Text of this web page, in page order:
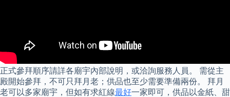
正式參拜順序請詳各廟宇內部說明，或洽詢服務人員。 需從主
殿開始參拜，不可只拜月老；供品也至少需要準備兩份。 拜月
老可以多家廟宇，但如有求紅線最好一家即可，供品以金紙、甜